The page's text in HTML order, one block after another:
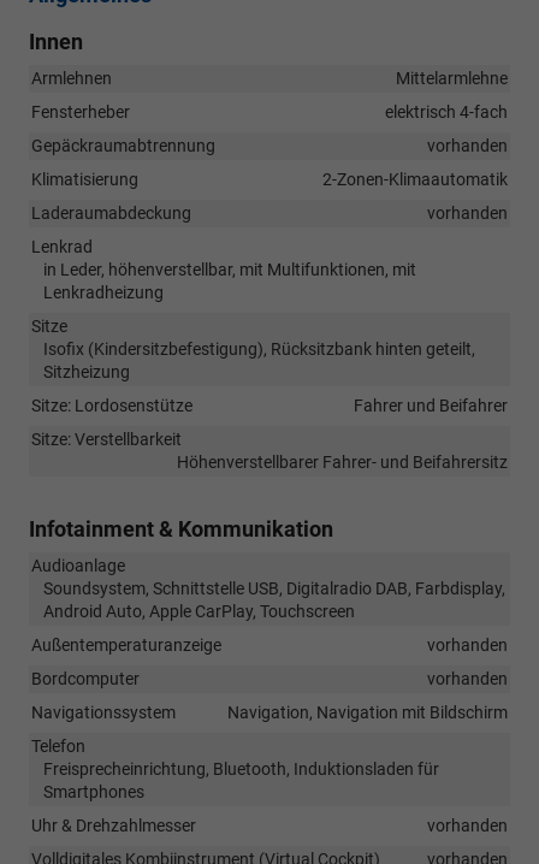
Innen
Armlehnen
Mittelarmlehne
Fensterheber
elektrisch 4-fach
Gepäckraumabtrennung
vorhanden
Klimatisierung
2-Zonen-Klimaautomatik
Laderaumabdeckung
vorhanden
Lenkrad
in Leder, höhenverstellbar, mit Multifunktionen, mit
Lenkradheizung
Sitze
Isofix (Kindersitzbefestigung), Rücksitzbank hinten geteilt,
Sitzheizung
Sitze: Lordosenstütze
Fahrer und Beifahrer
Sitze: Verstellbarkeit
Höhenverstellbarer Fahrer- und Beifahrersitz
Infotainment & Kommunikation
Audioanlage
Soundsystem, Schnittstelle USB, Digitalradio DAB, Farbdisplay,
Android Auto, Apple CarPlay, Touchscreen
Außentemperaturanzeige
vorhanden
Bordcomputer
vorhanden
Navigationssystem
Navigation, Navigation mit Bildschirm
Telefon
Freisprecheinrichtung, Bluetooth, Induktionsladen für
Smartphones
Uhr & Drehzahlmesser
vorhanden
Volldigitales Kombiinstrument (Virtual Cockpit)
vorhanden